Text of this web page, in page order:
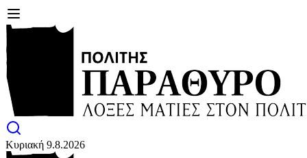
Κυριακή 9.8.2026